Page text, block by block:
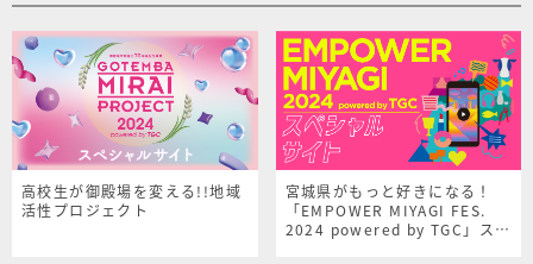
高校生が御殿場を変える!!地域
活性プロジェクト
宮城県がもっと好きになる！
「EMPOWER MIYAGI FES.
2024 powered by TGC」スペ